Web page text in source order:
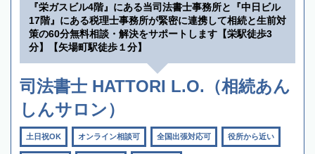
『栄ガスビル4階』にある当司法書士事務所と『中日ビル
17階』にある税理士事務所が緊密に連携して相続と生前対
策の60分無料相談・解決をサポートします【栄駅徒歩3
分】【矢場町駅徒歩１分】
司法書士 HATTORI L.O.（相続あん
しんサロン）
土日祝OK オンライン相談可 全国出張対応可 役所から近い